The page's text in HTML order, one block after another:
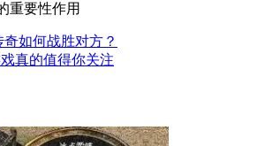
重要性作用
奇如何战胜对方？
真的值得你关注